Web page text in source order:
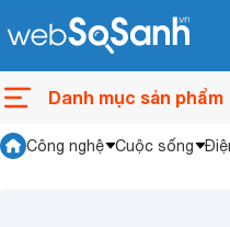
Danh mục sản phẩm
Công nghệ Cuộc sống